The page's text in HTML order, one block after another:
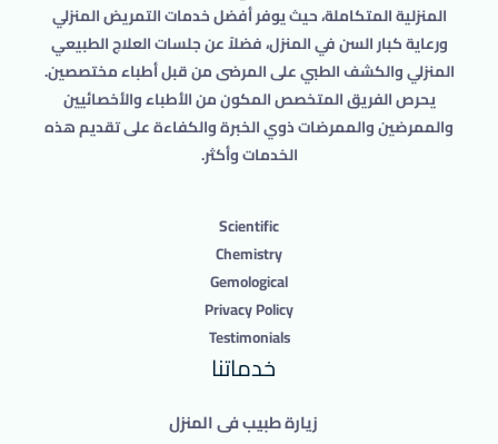
المنزلية المتكاملة، حيث يوفر أفضل خدمات التمريض المنزلي
ورعاية كبار السن في المنزل، فضلاً عن جلسات العلاج الطبيعي
المنزلي والكشف الطبي على المرضى من قبل أطباء مختصصين.
يحرص الفريق المتخصص المكون من الأطباء والأخصائيين
والممرضين والممرضات ذوي الخبرة والكفاءة على تقديم هذه
الخدمات وأكثر.
Scientific
Chemistry
Gemological
Privacy Policy
Testimonials
خدماتنا
زيارة طبيب فى المنزل